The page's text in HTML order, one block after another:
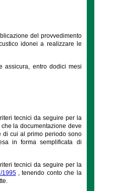
del provvedimento
idonei a realizzare le
assicura, entro dodici mesi
tecnici da seguire per la
la documentazione deve
di cui al primo periodo sono
in forma semplificata di
tecnici da seguire per la
1995, tenendo conto che la